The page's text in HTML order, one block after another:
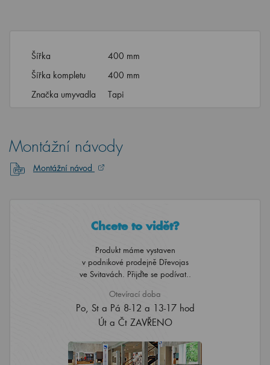
Šířka
400 mm
Šířka kompletu
400 mm
Značka umyvadla
Tapi
Montážní návody
Montážní návod
Chcete to vidět?
Produkt máme vystaven
v podnikové prodejně Dřevojas
ve Svitavách. Přijďte se podívat..
Otevírací doba
Po, St a Pá 8-12 a 13-17 hod
Út a Čt ZAVŘENO